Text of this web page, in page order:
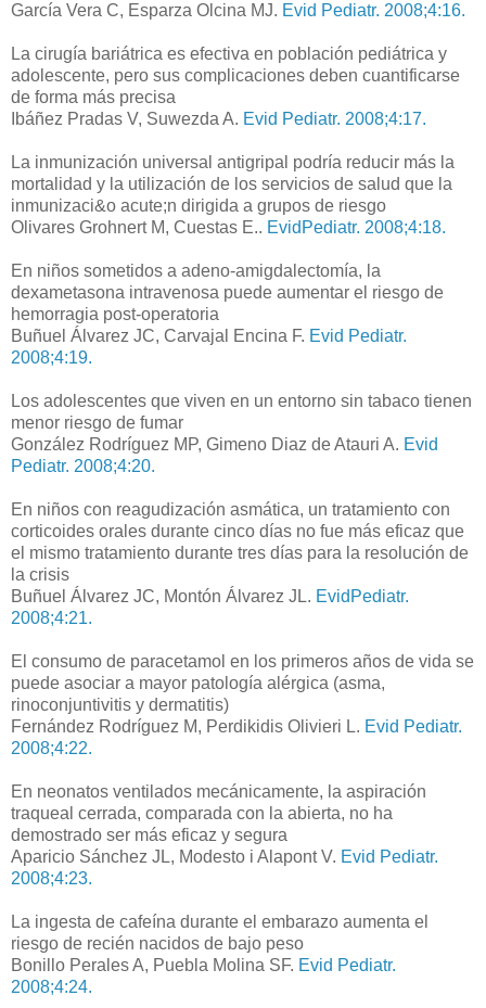
García Vera C, Esparza Olcina MJ. Evid Pediatr. 2008;4:16.
La cirugía bariátrica es efectiva en población pediátrica y
adolescente, pero sus complicaciones deben cuantificarse
de forma más precisa
Ibáñez Pradas V, Suwezda A. Evid Pediatr. 2008;4:17.
La inmunización universal antigripal podría reducir más la
mortalidad y la utilización de los servicios de salud que la
inmunizaci&o acute;n dirigida a grupos de riesgo
Olivares Grohnert M, Cuestas E.. EvidPediatr. 2008;4:18.
En niños sometidos a adeno-amigdalectomía, la
dexametasona intravenosa puede aumentar el riesgo de
hemorragia post-operatoria
Buñuel Álvarez JC, Carvajal Encina F. Evid Pediatr.
2008;4:19.
Los adolescentes que viven en un entorno sin tabaco tienen
menor riesgo de fumar
González Rodríguez MP, Gimeno Diaz de Atauri A. Evid
Pediatr. 2008;4:20.
En niños con reagudización asmática, un tratamiento con
corticoides orales durante cinco días no fue más eficaz que
el mismo tratamiento durante tres días para la resolución de
la crisis
Buñuel Álvarez JC, Montón Álvarez JL. EvidPediatr.
2008;4:21.
El consumo de paracetamol en los primeros años de vida se
puede asociar a mayor patología alérgica (asma,
rinoconjuntivitis y dermatitis)
Fernández Rodríguez M, Perdikidis Olivieri L. Evid Pediatr.
2008;4:22.
En neonatos ventilados mecánicamente, la aspiración
traqueal cerrada, comparada con la abierta, no ha
demostrado ser más eficaz y segura
Aparicio Sánchez JL, Modesto i Alapont V. Evid Pediatr.
2008;4:23.
La ingesta de cafeína durante el embarazo aumenta el
riesgo de recién nacidos de bajo peso
Bonillo Perales A, Puebla Molina SF. Evid Pediatr.
2008;4:24.